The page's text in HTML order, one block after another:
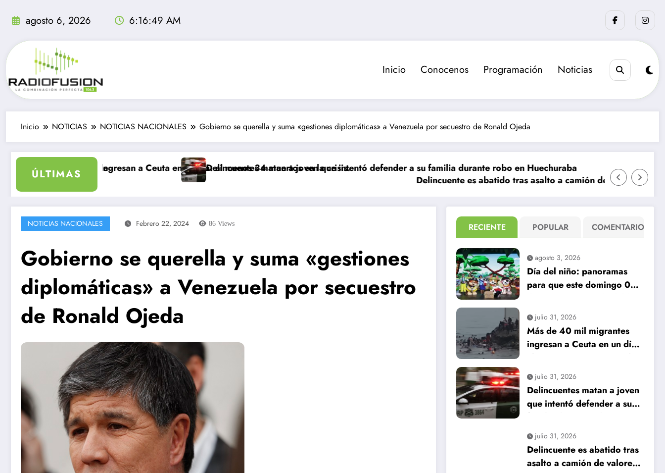
agosto 6, 2026 6:16:49 AM
Inicio Conocenos Programación Noticias
Inicio NOTICIAS NOTICIAS NACIONALES Gobierno se querella y suma «gestiones diplomáticas» a Venezuela por secuestro de Ronald Ojeda
ÚLTIMAS
ingresan a Ceuta en un día: al menos 34 muertos en la crisis.
Delincuentes matan a joven que intentó defender a su familia durante robo en Huechuraba
Delincuente es abatido tras asalto a camión de valores en Santiago
La sanción que busca el
NOTICIAS NACIONALES Febrero 22, 2024 86 Views
Gobierno se querella y suma «gestiones
diplomáticas» a Venezuela por secuestro
de Ronald Ojeda
RECIENTE POPULAR COMENTARIO
agosto 3, 2026
Día del niño: panoramas
para que este domingo 09
julio 31, 2026
Más de 40 mil migrantes
ingresan a Ceuta en un día:
crisis.
julio 31, 2026
Delincuentes matan a joven
que intentó defender a su
familia durante robo en
Huechuraba
julio 31, 2026
Delincuente es abatido tras
asalto a camión de valores